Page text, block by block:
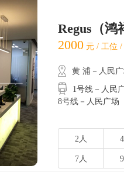
Regus（鸿
2000 元 / 工位
黄 浦－人民
1号线－人民广
8号线－人民广场
2人
7人